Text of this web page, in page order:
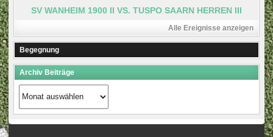
SV WANHEIM 1900 II VS. TUSPO SAARN HERREN III
Alle Ereignisse anzeigen
Begegnung
Archiv Beiträge
Archiv
Beiträge